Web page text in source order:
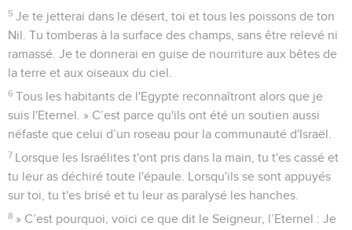
5 Je te jetterai dans le désert, toi et tous les poissons de ton
Nil. Tu tomberas à la surface des champs, sans être relevé ni
ramassé. Je te donnerai en guise de nourriture aux bêtes de
la terre et aux oiseaux du ciel.
6 Tous les habitants de l'Egypte reconnaîtront alors que je
suis l'Eternel. » C’est parce qu'ils ont été un soutien aussi
néfaste que celui d’un roseau pour la communauté d'Israël.
7 Lorsque les Israélites t'ont pris dans la main, tu t'es cassé et
tu leur as déchiré toute l'épaule. Lorsqu'ils se sont appuyés
sur toi, tu t'es brisé et tu leur as paralysé les hanches.
8 » C’est pourquoi, voici ce que dit le Seigneur, l’Eternel : Je